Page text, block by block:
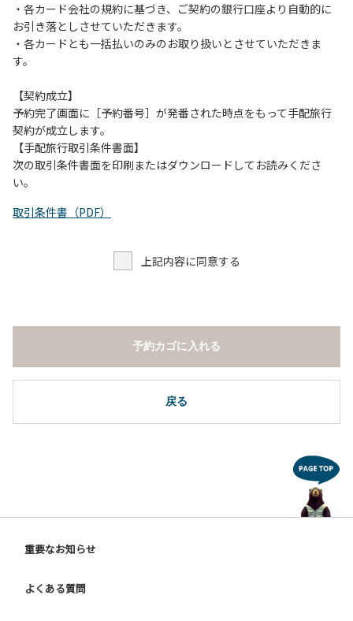
・各カード会社の規約に基づき、ご契約の銀行口座より自動的に
お引き落としさせていただきます。
・各カードとも一括払いのみのお取り扱いとさせていただきま
す。
【契約成立】
予約完了画面に［予約番号］が発番された時点をもって手配旅行
契約が成立します。
【手配旅行取引条件書面】
次の取引条件書面を印刷またはダウンロードしてお読みくださ
い。
取引条件書（PDF）
上記内容に同意する
戻る
予約カゴに入れる
重要なお知らせ
よくある質問